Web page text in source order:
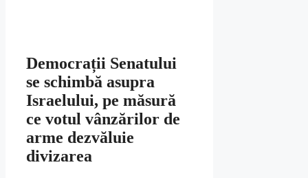
Democrații Senatului
se schimbă asupra
Israelului, pe măsură
ce votul vânzărilor de
arme dezvăluie
divizarea